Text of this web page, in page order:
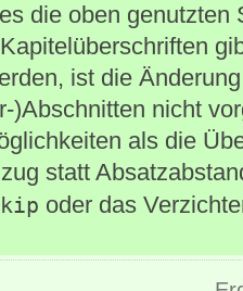
die oben genutzten
ist die
)Abschnitten nicht
als die
statt
oder das